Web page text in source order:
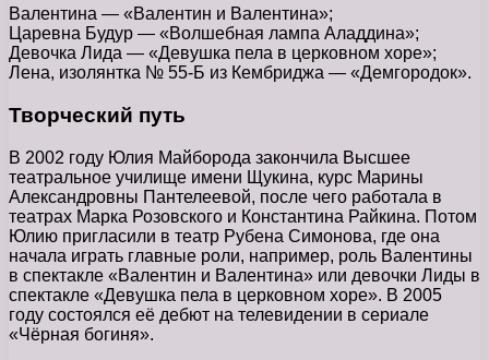
Валентина — «Валентин и Валентина»;
Царевна Будур — «Волшебная лампа Аладдина»;
Девочка Лида — «Девушка пела в церковном хоре»;
Лена, изолянтка № 55-Б из Кембриджа — «Демгородок».
Творческий путь
В 2002 году Юлия Майборода закончила Высшее
театральное училище имени Щукина, курс Марины
Александровны Пантелеевой, после чего работала в
театрах Марка Розовского и Константина Райкина. Потом
Юлию пригласили в театр Рубена Симонова, где она
начала играть главные роли, например, роль Валентины
в спектакле «Валентин и Валентина» или девочки Лиды в
спектакле «Девушка пела в церковном хоре». В 2005
году состоялся её дебют на телевидении в сериале
«Чёрная богиня».